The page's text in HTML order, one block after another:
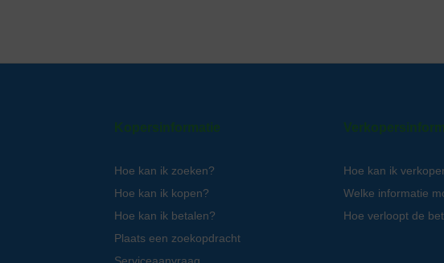
Kopersinformatie
Hoe kan ik zoeken?
Hoe kan ik kopen?
Hoe kan ik betalen?
Plaats een zoekopdracht
Hoe kan ik
Welke informatie
Hoe verloopt de